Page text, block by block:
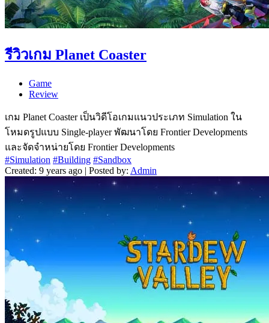
รีวิวเกม Planet Coaster
Game
Review
เกม Planet Coaster เป็นวิดีโอเกมแนวประเภท Simulation ใน
โหมดรูปแบบ Single-player พัฒนาโดย Frontier Developments
และจัดจำหน่ายโดย Frontier Developments
#Simulation #Building #Sandbox
Created: 9 years ago | Posted by: Admin